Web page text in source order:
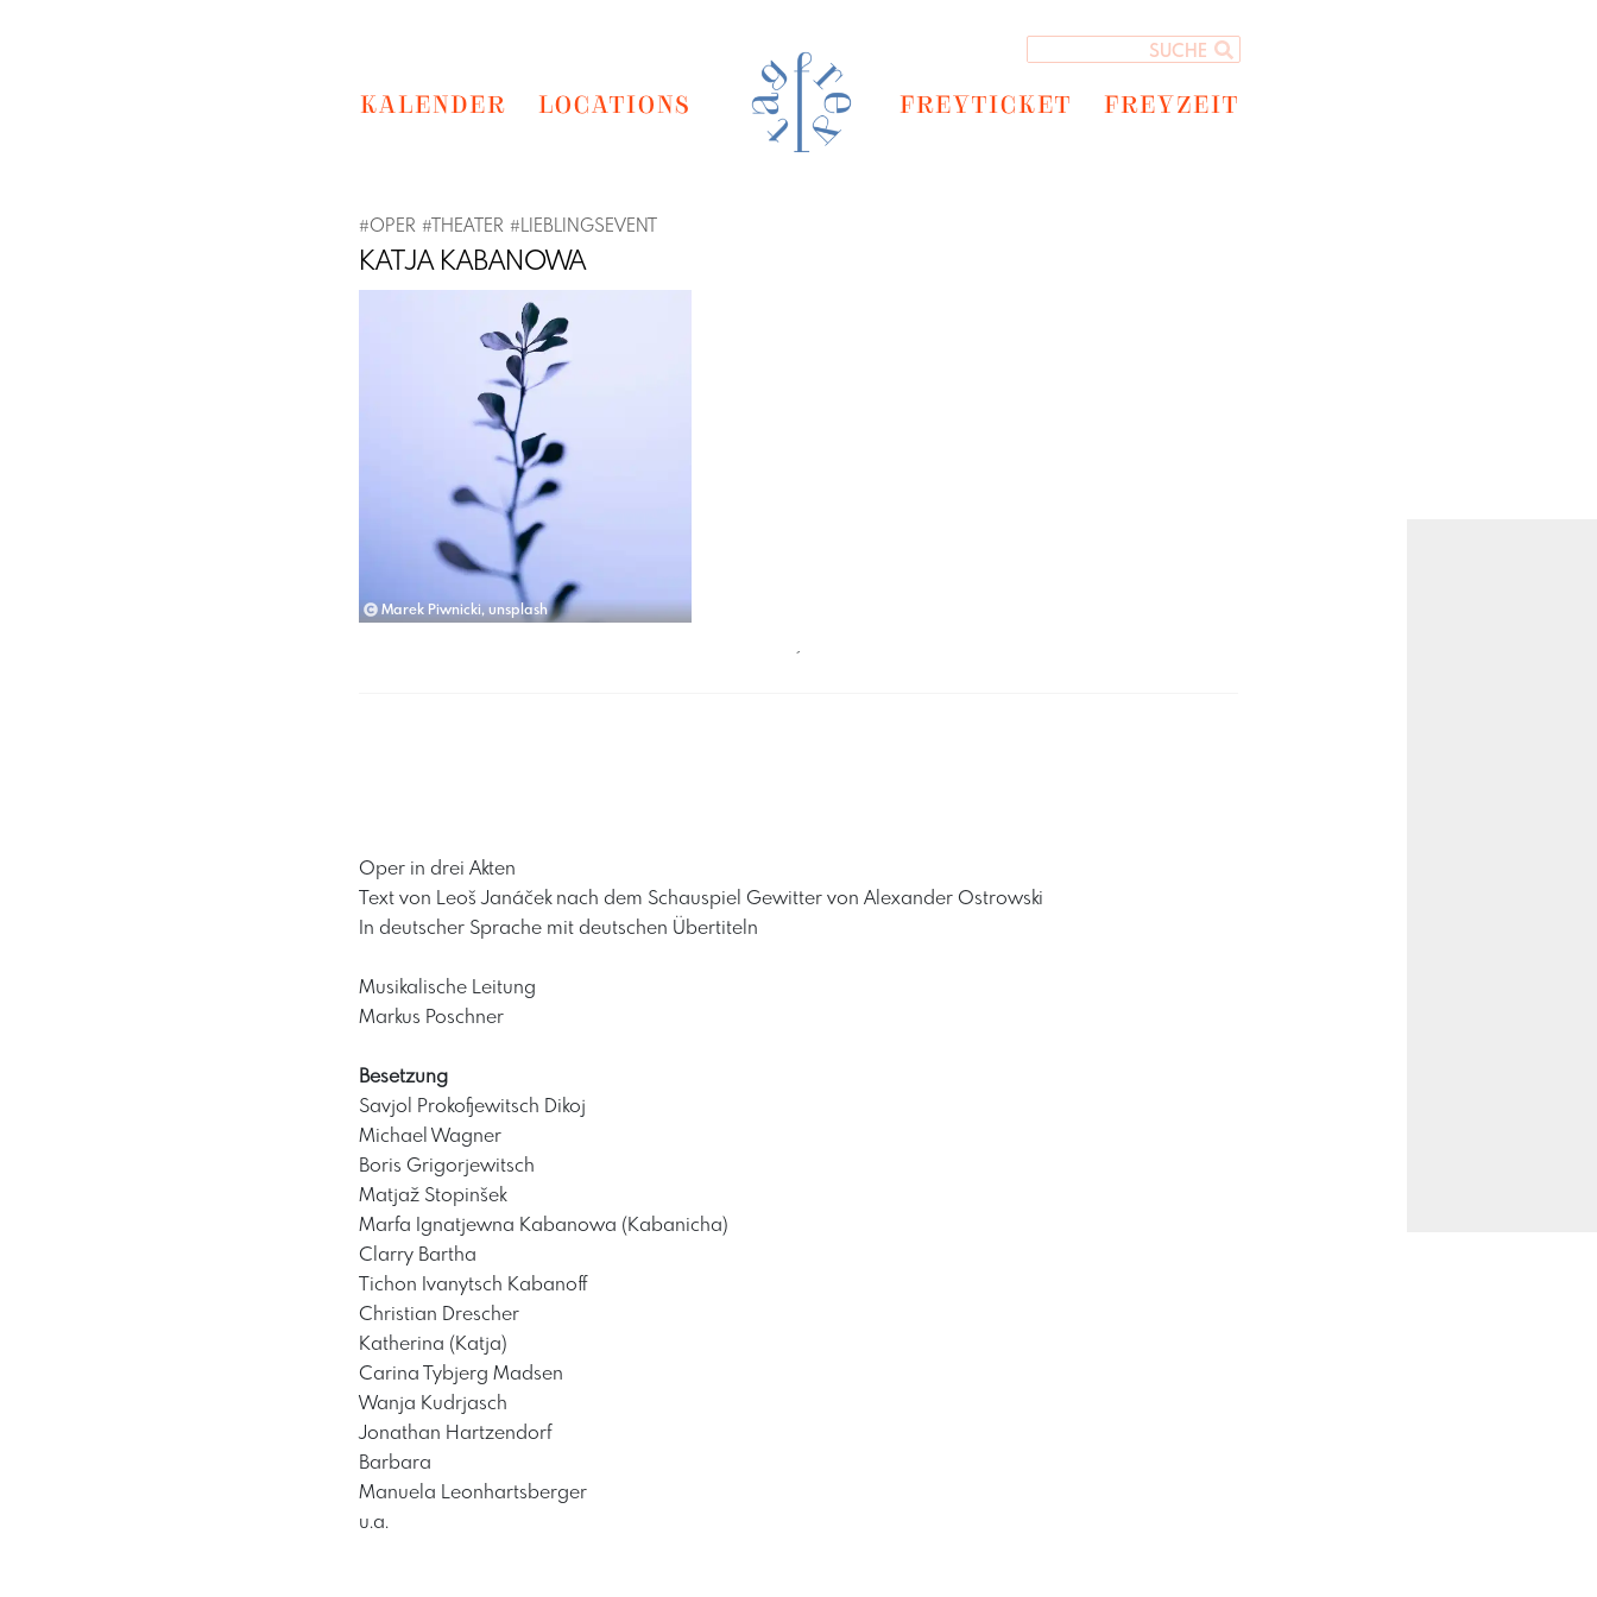
KALENDER LOCATIONS FREYTICKET FREYZEIT
#OPER # THEATER #LIEBLINGSEVENT
KATJA KABANOWA
Marek Piwnicki, unsplash
´
Oper in drei Akten
Text von Leoš Janáček nach dem Schauspiel Gewitter von Alexander Ostrowski
In deutscher Sprache mit deutschen Übertiteln
Musikalische Leitung
Markus Poschner
Besetzung
Savjol Prokofjewitsch Dikoj
Michael Wagner
Boris Grigorjewitsch
Matjaž Stopinšek
Marfa Ignatjewna Kabanowa (Kabanicha)
Clarry Bartha
Tichon Ivanytsch Kabanoff
Christian Drescher
Katherina (Katja)
Carina Tybjerg Madsen
Wanja Kudrjasch
Jonathan Hartzendorf
Barbara
Manuela Leonhartsberger
u.a.